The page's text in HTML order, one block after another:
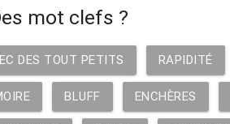
mot clefs ?
DES TOUT PETITS RAPIDITÉ
BLUFF ENCHÈRES